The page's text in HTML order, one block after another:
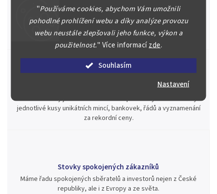
"Používáme cookies, abychom Vám umožnili
pohodlné prohlížení webu a díky analýze provozu
webu neustále zlepšovali jeho funkce, výkon a
použitelnost." Více informacízde.
Souhlasím
Nastavení
Špičkové služby za nejlepší ceny
Náš kolektiv specialistů a znalců se Vám bude plně věnovat.
Posoudíme kvalitu a pravost Vašeho materiálu, prodáme v naší
aukci nebo Vám poradíme kam investovat.
Jsme zde pro Vás nepřetržitě již od roku 2000
Během té doby jsme v našich aukcích prodali významné sbírky i
jednotlivé kusy unikátních mincí, bankovek, řádů a vyznamenání
za rekordní ceny.
Stovky spokojených zákazníků
Máme řadu spokojených sběratelů a investorů nejen z České
republiky, ale i z Evropy a ze světa.